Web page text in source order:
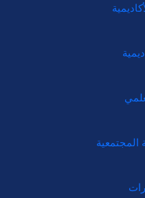
المجتمعية